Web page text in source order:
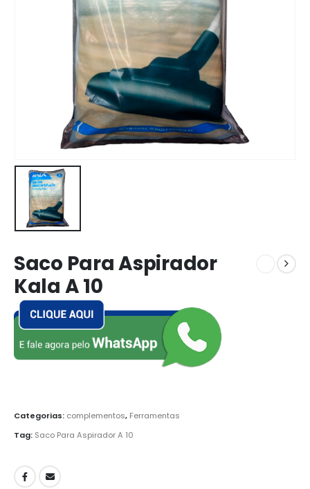
Saco Para Aspirador
Kala A 10
Categorias: complementos, Ferramentas
Tag: Saco Para Aspirador A 10